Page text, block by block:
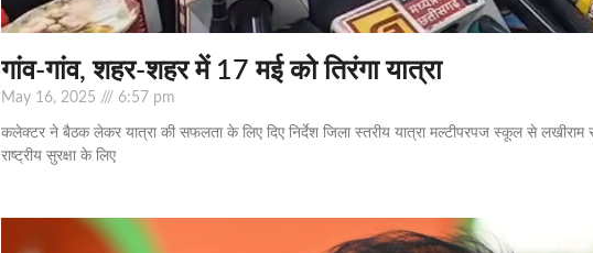
गांव-गांव, शहर-शहर में 17 मई को तिरंगा यात्रा
May 16, 2025 6:57 pm
कलेक्टर ने बैठक लेकर यात्रा की सफलता के लिए दिए निर्देश जिला स्तरीय यात्रा मल्टीपरपज स्कूल से लखीराम
राष्ट्रीय सुरक्षा के लिए